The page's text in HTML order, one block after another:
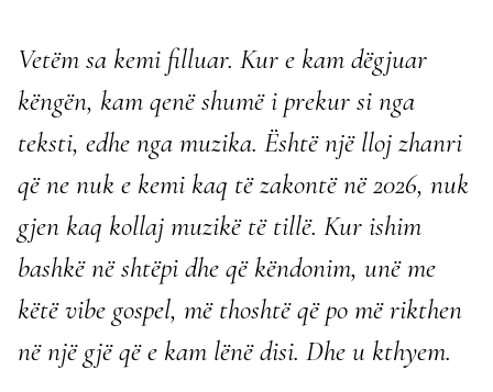
Vetëm sa kemi filluar. Kur e kam dëgjuar
këngën, kam qenë shumë i prekur si nga
teksti, edhe nga muzika. Është një lloj zhanri
që ne nuk e kemi kaq të zakontë në 2026, nuk
gjen kaq kollaj muzikë të tillë. Kur ishim
bashkë në shtëpi dhe që këndonim, unë me
këtë vibe gospel, më thoshtë që po më rikthen
në një gjë që e kam lënë disi. Dhe u kthyem.